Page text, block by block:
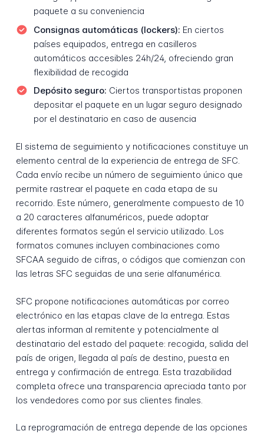
paquete a su conveniencia
Consignas automáticas (lockers): En ciertos
países equipados, entrega en casilleros
automáticos accesibles 24h/24, ofreciendo gran
flexibilidad de recogida
Depósito seguro: Ciertos transportistas proponen
depositar el paquete en un lugar seguro designado
por el destinatario en caso de ausencia
El sistema de seguimiento y notificaciones constituye un
elemento central de la experiencia de entrega de SFC.
Cada envío recibe un número de seguimiento único que
permite rastrear el paquete en cada etapa de su
recorrido. Este número, generalmente compuesto de 10
a 20 caracteres alfanuméricos, puede adoptar
diferentes formatos según el servicio utilizado. Los
formatos comunes incluyen combinaciones como
SFCAA seguido de cifras, o códigos que comienzan con
las letras SFC seguidas de una serie alfanumérica.
SFC propone notificaciones automáticas por correo
electrónico en las etapas clave de la entrega. Estas
alertas informan al remitente y potencialmente al
destinatario del estado del paquete: recogida, salida del
país de origen, llegada al país de destino, puesta en
entrega y confirmación de entrega. Esta trazabilidad
completa ofrece una transparencia apreciada tanto por
los vendedores como por sus clientes finales.
La reprogramación de entrega depende de las opciones